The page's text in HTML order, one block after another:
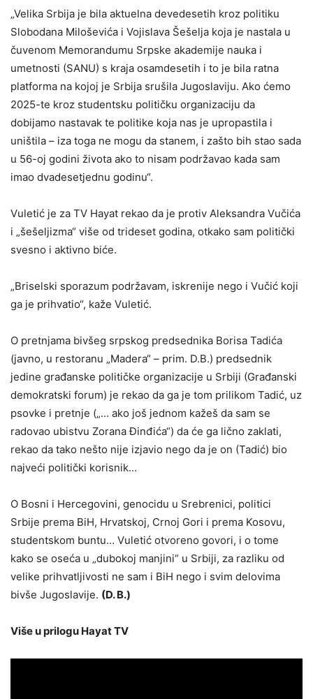
„Velika Srbija je bila aktuelna devedesetih kroz politiku
Slobodana Miloševića i Vojislava Šešelja koja je nastala u
čuvenom Memorandumu Srpske akademije nauka i
umetnosti (SANU) s kraja osamdesetih i to je bila ratna
platforma na kojoj je Srbija srušila Jugoslaviju. Ako ćemo
2025-te kroz studentsku političku organizaciju da
dobijamo nastavak te politike koja nas je upropastila i
uništila – iza toga ne mogu da stanem, i zašto bih stao sada
u 56-oj godini života ako to nisam podržavao kada sam
imao dvadesetjednu godinu“.
Vuletić je za TV Hayat rekao da je protiv Aleksandra Vučića
i „šešeljizma“ više od trideset godina, otkako sam politički
svesno i aktivno biće.
„Briselski sporazum podržavam, iskrenije nego i Vučić koji
ga je prihvatio“, kaže Vuletić.
O pretnjama bivšeg srpskog predsednika Borisa Tadića
(javno, u restoranu „Madera“ – prim. D.B.) predsednik
jedine građanske političke organizacije u Srbiji (Građanski
demokratski forum) je rekao da ga je tom prilikom Tadić, uz
psovke i pretnje („… ako još jednom kažeš da sam se
radovao ubistvu Zorana Đinđića“) da će ga lično zaklati,
rekao da tako nešto nije izjavio nego da je on (Tadić) bio
najveći politički korisnik…
O Bosni i Hercegovini, genocidu u Srebrenici, politici
Srbije prema BiH, Hrvatskoj, Crnoj Gori i prema Kosovu,
studentskom buntu… Vuletić otvoreno govori, i o tome
kako se oseća u „dubokoj manjini“ u Srbiji, za razliku od
velike prihvatljivosti ne sam i BiH nego i svim delovima
bivše Jugoslavije. (D. B.)
Više u prilogu Hayat TV